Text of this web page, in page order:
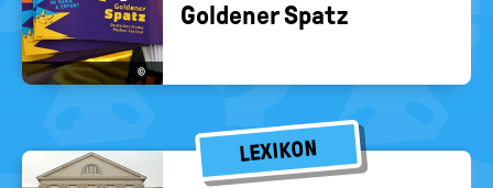
©
Gol­de­ner Spatz
LEXIKON